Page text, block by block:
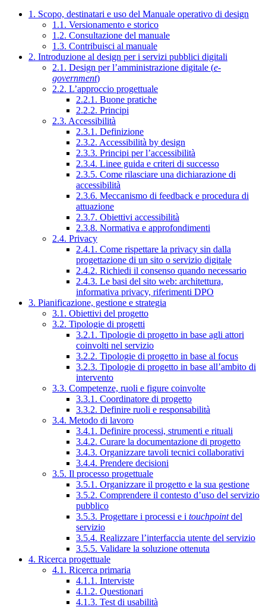
1. Scopo, destinatari e uso del Manuale operativo di design
1.1. Versionamento e storico
1.2. Consultazione del manuale
1.3. Contribuisci al manuale
2. Introduzione al design per i servizi pubblici digitali
2.1. Design per l’amministrazione digitale (e-
government)
2.2. L’approccio progettuale
2.2.1. Buone pratiche
2.2.2. Principi
2.3. Accessibilità
2.3.1. Definizione
2.3.2. Accessibilità by design
2.3.3. Principi per l’accessibilità
2.3.4. Linee guida e criteri di successo
2.3.5. Come rilasciare una dichiarazione di
accessibilità
2.3.6. Meccanismo di feedback e procedura di
attuazione
2.3.7. Obiettivi accessibilità
2.3.8. Normativa e approfondimenti
2.4. Privacy
2.4.1. Come rispettare la privacy sin dalla
progettazione di un sito o servizio digitale
2.4.2. Richiedi il consenso quando necessario
2.4.3. Le basi del sito web: architettura,
informativa privacy, riferimenti DPO
3. Pianificazione, gestione e strategia
3.1. Obiettivi del progetto
3.2. Tipologie di progetti
3.2.1. Tipologie di progetto in base agli attori
coinvolti nel servizio
3.2.2. Tipologie di progetto in base al focus
3.2.3. Tipologie di progetto in base all’ambito di
intervento
3.3. Competenze, ruoli e figure coinvolte
3.3.1. Coordinatore di progetto
3.3.2. Definire ruoli e responsabilità
3.4. Metodo di lavoro
3.4.1. Definire processi, strumenti e rituali
3.4.2. Curare la documentazione di progetto
3.4.3. Organizzare tavoli tecnici collaborativi
3.4.4. Prendere decisioni
3.5. Il processo progettuale
3.5.1. Organizzare il progetto e la sua gestione
3.5.2. Comprendere il contesto d’uso del servizio
pubblico
3.5.3. Progettare i processi e i touchpointdel
servizio
3.5.4. Realizzare l’interfaccia utente del servizio
3.5.5. Validare la soluzione ottenuta
4. Ricerca progettuale
4.1. Ricerca primaria
4.1.1. Interviste
4.1.2. Questionari
4.1.3. Test di usabilità